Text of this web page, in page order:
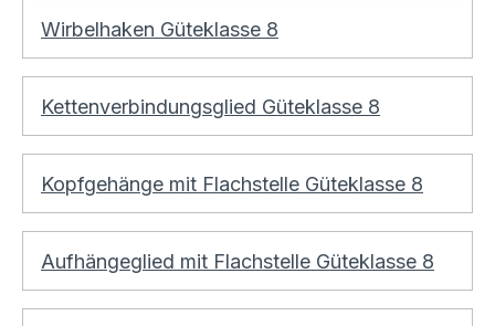
Wirbelhaken Güteklasse 8
Kettenverbindungsglied Güteklasse 8
Kopfgehänge mit Flachstelle Güteklasse 8
Aufhängeglied mit Flachstelle Güteklasse 8